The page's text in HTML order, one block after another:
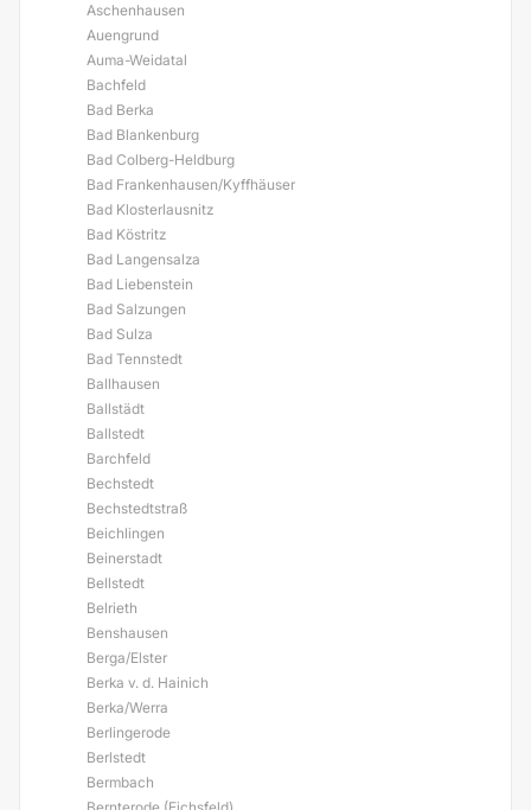
Aschenhausen
Auengrund
Auma-Weidatal
Bachfeld
Bad Berka
Bad Blankenburg
Bad Colberg-Heldburg
Bad Frankenhausen/Kyffhäuser
Bad Klosterlausnitz
Bad Köstritz
Bad Langensalza
Bad Liebenstein
Bad Salzungen
Bad Sulza
Bad Tennstedt
Ballhausen
Ballstädt
Ballstedt
Barchfeld
Bechstedt
Bechstedtstraß
Beichlingen
Beinerstadt
Bellstedt
Belrieth
Benshausen
Berga/Elster
Berka v. d. Hainich
Berka/Werra
Berlingerode
Berlstedt
Bermbach